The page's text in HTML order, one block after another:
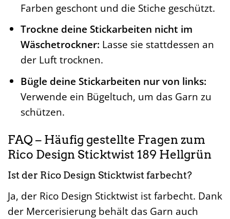
Farben geschont und die Stiche geschützt.
Trockne deine Stickarbeiten nicht im
Wäschetrockner: Lasse sie stattdessen an
der Luft trocknen.
Bügle deine Stickarbeiten nur von links:
Verwende ein Bügeltuch, um das Garn zu
schützen.
FAQ – Häufig gestellte Fragen zum
Rico Design Sticktwist 189 Hellgrün
Ist der Rico Design Sticktwist farbecht?
Ja, der Rico Design Sticktwist ist farbecht. Dank
der Mercerisierung behält das Garn auch